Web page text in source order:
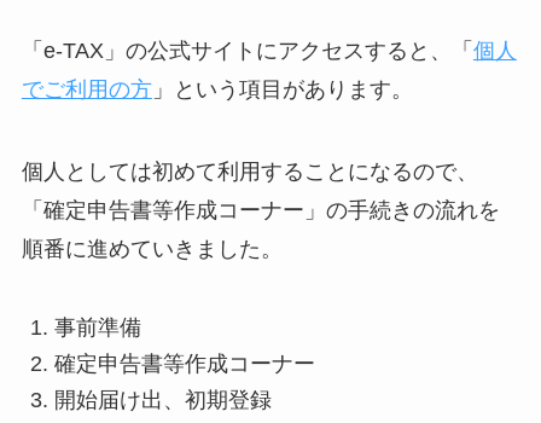
「e-TAX」の公式サイトにアクセスすると、「 個人
でご利用の方」という項目があります。
個人としては初めて利用することになるので、
「確定申告書等作成コーナー」の手続きの流れを
順番に進めていきました。
事前準備
確定申告書等作成コーナー
開始届け出、初期登録